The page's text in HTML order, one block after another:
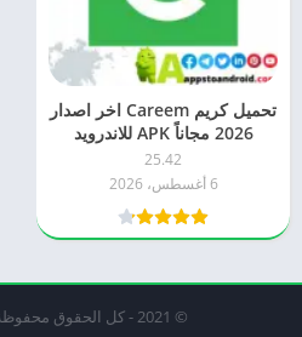
تحميل كريم Careem اخر اصدار
2026 مجاناً APK للاندرويد
25.42
6 أغسطس، 2026
© 2021 - كل الحقوق محفوظة -